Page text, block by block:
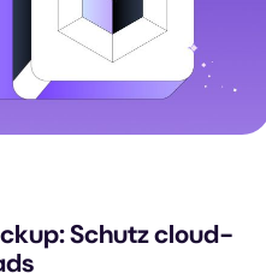
Schutz cloud-